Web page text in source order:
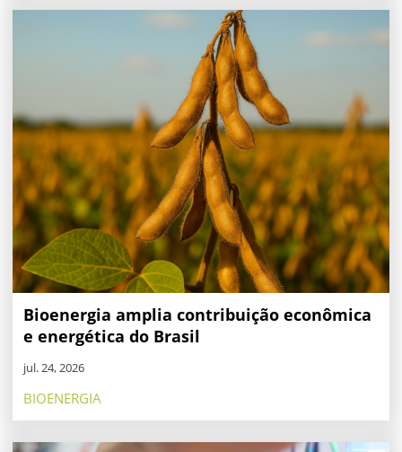
Bioenergia amplia contribuição econômica
e energética do Brasil
jul. 24, 2026
BIOENERGIA